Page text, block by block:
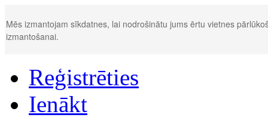
Mēs izmantojam sīkdatnes, lai nodrošinātu jums ērtu vietnes
izmantošanai.
Reģistrēties
Ienākt